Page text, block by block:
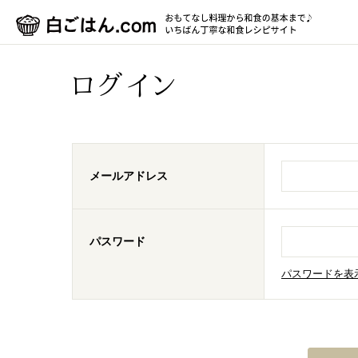
ログイン
メールアドレス
パスワード
パスワードを表